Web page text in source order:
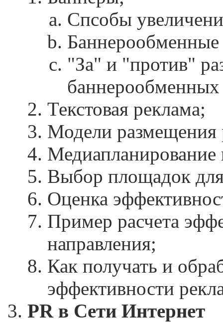
Спсобы
Баннерообменные
"За" и "против"
баннерообменных
Текстовая реклама;
Модели размещения
Медиапланирование
Выбор площадок
Оценка
Пример расчета
направления;
Как получать и
эффективности
PR в Сети Интернет